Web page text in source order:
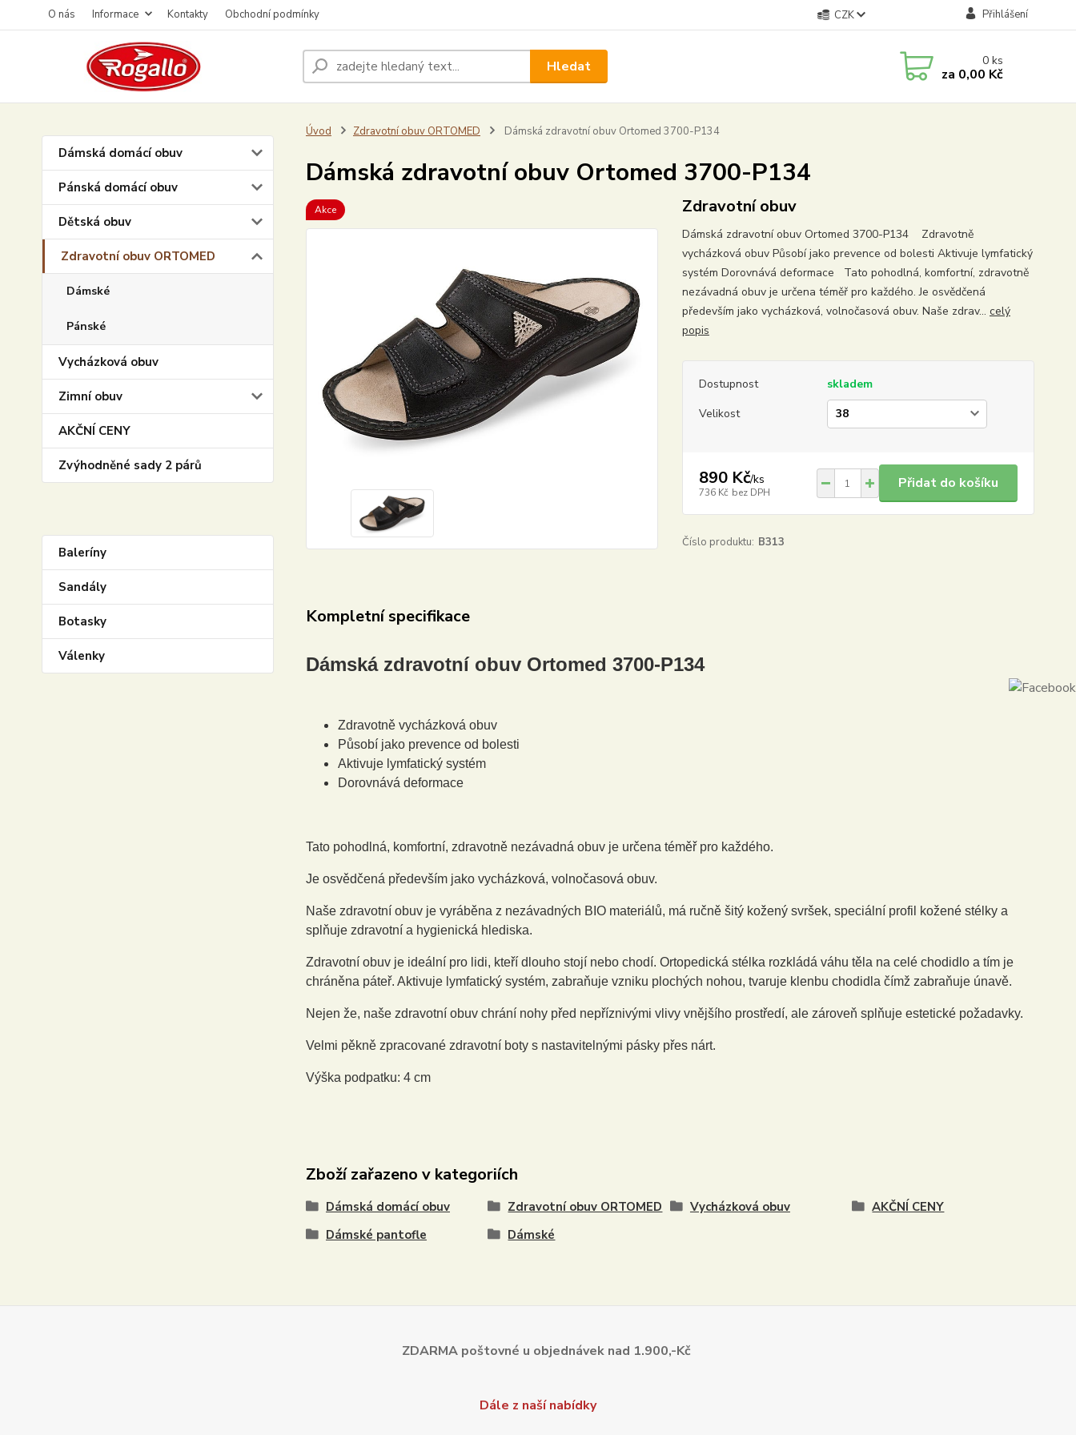
O nás Informace Kontakty Obchodní podmínky CZK Přihlášení
Hledat 0ks
za 0,00 Kč
Dámská domácí obuv
Pánská domácí obuv
Dětská obuv
Zdravotní obuv ORTOMED
Dámské
Pánské
Vycházková obuv
Zimní obuv
AKČNÍ CENY
Zvýhodněné sady 2 párů
Baleríny
Sandály
Botasky
Válenky
Úvod Zdravotní obuv ORTOMED Dámská zdravotní obuv Ortomed 3700-P134
Dámská zdravotní obuv Ortomed 3700-P134
Akce Zdravotní obuv
Dámská zdravotní obuv Ortomed 3700-P134 Zdravotně
vycházková obuv Působí jako prevence od bolesti Aktivuje lymfatický
systém Dorovnává deformace Tato pohodlná, komfortní, zdravotně
nezávadná obuv je určena téměř pro každého. Je osvědčená
především jako vycházková, volnočasová obuv. Naše zdrav... celý
popis
Dostupnost
skladem
Velikost
890 Kč/ks
736 Kč bez DPH
Přidat do košíku
Číslo produktu: B313
Kompletní specifikace
Dámská zdravotní obuv Ortomed 3700-P134
Zdravotně vycházková obuv
Působí jako prevence od bolesti
Aktivuje lymfatický systém
Dorovnává deformace
Tato pohodlná, komfortní, zdravotně nezávadná obuv je určena téměř pro každého.
Je osvědčená především jako vycházková, volnočasová obuv.
Naše zdravotní obuv je vyráběna z nezávadných BIO materiálů, má ručně šitý kožený svršek, speciální profil kožené stélky a
splňuje zdravotní a hygienická hlediska.
Zdravotní obuv je ideální pro lidi, kteří dlouho stojí nebo chodí. Ortopedická stélka rozkládá váhu těla na celé chodidlo a tím je
chráněna páteř. Aktivuje lymfatický systém, zabraňuje vzniku plochých nohou, tvaruje klenbu chodidla čímž zabraňuje únavě.
Nejen že, naše zdravotní obuv chrání nohy před nepříznivými vlivy vnějšího prostředí, ale zároveň splňuje estetické požadavky.
Velmi pěkně zpracované zdravotní boty s nastavitelnými pásky přes nárt.
Výška podpatku: 4 cm
Zboží zařazeno v kategoriích
Dámská domácí obuv Zdravotní obuv ORTOMED Vycházková obuv
AKČNÍ CENY
Dámské pantofle
Dámské
ZDARMA poštovné u objednáveknad 1.900,-Kč
Dále z naší nabídky